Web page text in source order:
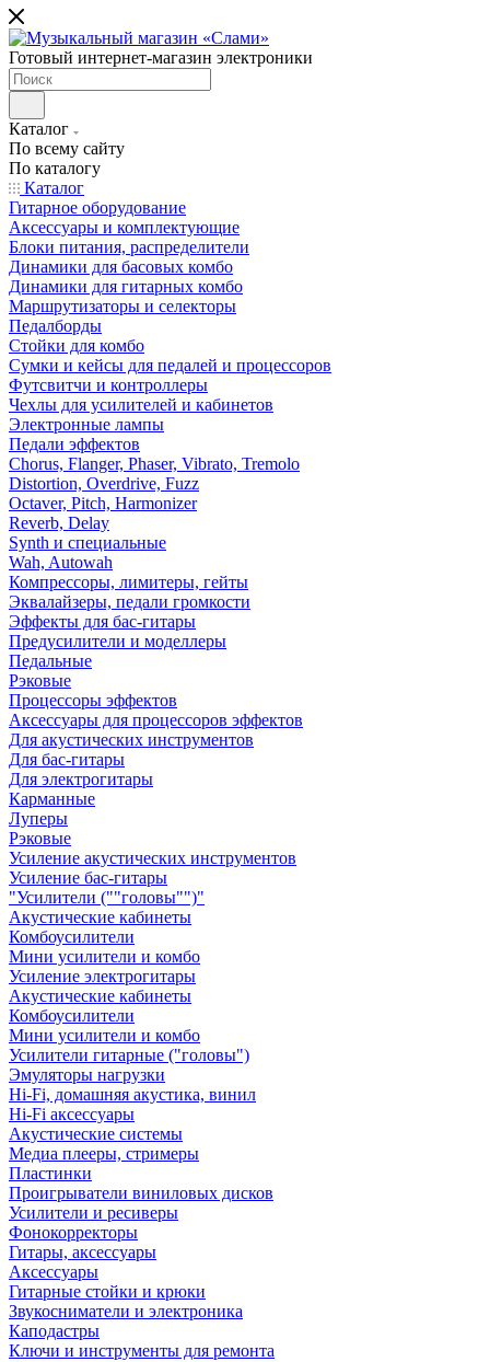
Готовый интернет-магазин электроники
Каталог
По всему сайту
По каталогу
Каталог
Гитарное оборудование
Аксессуары и комплектующие
Блоки питания, распределители
Динамики для басовых комбо
Динамики для гитарных комбо
Маршрутизаторы и селекторы
Педалборды
Стойки для комбо
Сумки и кейсы для педалей и процессоров
Футсвитчи и контроллеры
Чехлы для усилителей и кабинетов
Электронные лампы
Педали эффектов
Chorus, Flanger, Phaser, Vibrato, Tremolo
Distortion, Overdrive, Fuzz
Octaver, Pitch, Harmonizer
Reverb, Delay
Synth и специальные
Wah, Autowah
Компрессоры, лимитеры, гейты
Эквалайзеры, педали громкости
Эффекты для бас-гитары
Предусилители и моделлеры
Педальные
Рэковые
Процессоры эффектов
Аксессуары для процессоров эффектов
Для акустических инструментов
Для бас-гитары
Для электрогитары
Карманные
Луперы
Рэковые
Усиление акустических инструментов
Усиление бас-гитары
"Усилители (""головы"")"
Акустические кабинеты
Комбоусилители
Мини усилители и комбо
Усиление электрогитары
Акустические кабинеты
Комбоусилители
Мини усилители и комбо
Усилители гитарные ("головы")
Эмуляторы нагрузки
Hi-Fi, домашняя акустика, винил
Hi-Fi аксессуары
Акустические системы
Медиа плееры, стримеры
Пластинки
Проигрыватели виниловых дисков
Усилители и ресиверы
Фонокорректоры
Гитары, аксессуары
Аксессуары
Гитарные стойки и крюки
Звукосниматели и электроника
Каподастры
Ключи и инструменты для ремонта